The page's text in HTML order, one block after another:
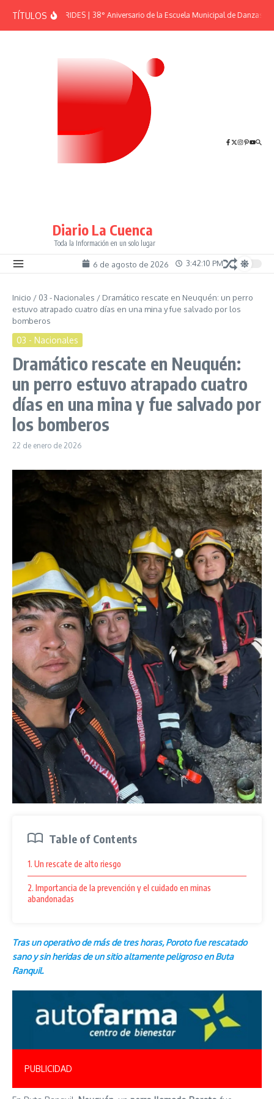
TÍTULOSEFEMÉRIDES | 38° Aniversario de la Escuela Municipal de Danzas “El
Diario La Cuenca
Toda la Información en un solo lugar
6 de agosto de 2026 3:42:11 PM
Inicio / 03 - Nacionales / Dramático rescate en Neuquén: un perro
estuvo atrapado cuatro días en una mina y fue salvado por los
bomberos
03 - Nacionales
Dramático rescate en Neuquén:
un perro estuvo atrapado cuatro
días en una mina y fue salvado por
los bomberos
22 de enero de 2026
Table of Contents
1. Un rescate de alto riesgo
2. Importancia de la prevención y el cuidado en minas
abandonadas
Tras un operativo de más de tres horas, Poroto fue rescatado
sano y sin heridas de un sitio altamente peligroso en Buta
Ranquil.
PUBLICIDAD